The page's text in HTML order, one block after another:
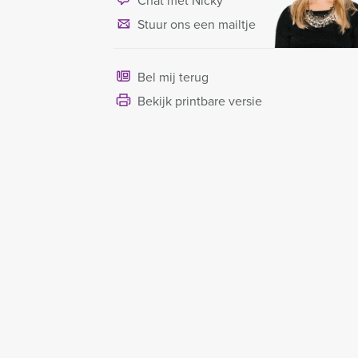
Stuur ons een mailtje
Bel mij terug
Bekijk printbare versie